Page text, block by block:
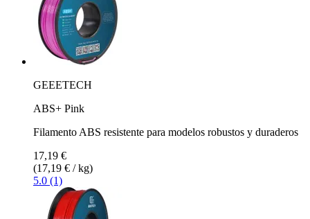
GEEETECH
ABS+ Pink
Filamento ABS resistente para modelos robustos y duraderos
17,19 €
(17,19 € / kg)
5.0 (1)